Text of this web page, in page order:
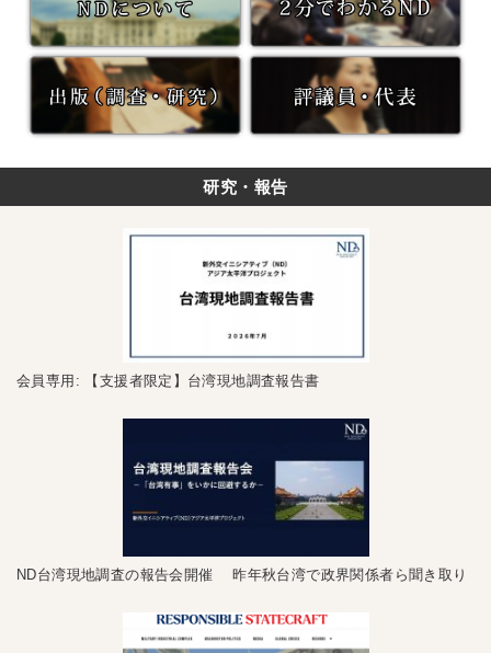
研究・報告
会員専用: 【支援者限定】台湾現地調査報告書
ND台湾現地調査の報告会開催 昨年秋台湾で政界関係者ら聞き取り